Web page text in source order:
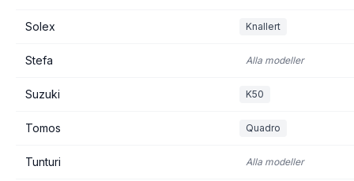
Solex Knallert
Stefa Alla modeller
Suzuki K50
Tomos Quadro
Tunturi Alla modeller